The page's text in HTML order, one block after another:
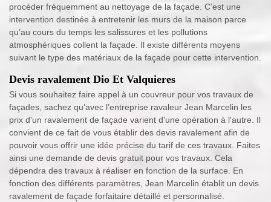
procéder fréquemment au nettoyage de la façade. C’est une
intervention destinée à entretenir les murs de la maison parce
qu’au cours du temps les salissures et les pollutions
atmosphériques collent la façade. Il existe différents moyens
suivant le type des matériaux de la façade pour cette intervention.
Devis ravalement Dio Et Valquieres
Si vous souhaitez faire appel à un couvreur pour vos travaux de
façades, sachez qu’avec l’entreprise ravaleur Jean Marcelin les
prix d'un ravalement de façade varient d'une opération à l'autre. Il
convient de ce fait de vous établir des devis ravalement afin de
pouvoir vous offrir une idée précise du tarif de ces travaux. Faites
ainsi une demande de devis gratuit pour vos travaux. Cela
dépendra des travaux à réaliser en fonction de la surface. En
fonction des différents paramètres, Jean Marcelin établit un devis
ravalement de façade forfaitaire détaillé et personnalisé.